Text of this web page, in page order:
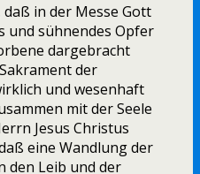
in der Messe Gott
und sühnendes Opfer
dargebracht
der
und wesenhaft
mit der Seele
Jesus Christus
eine Wandlung der
den Leib und der